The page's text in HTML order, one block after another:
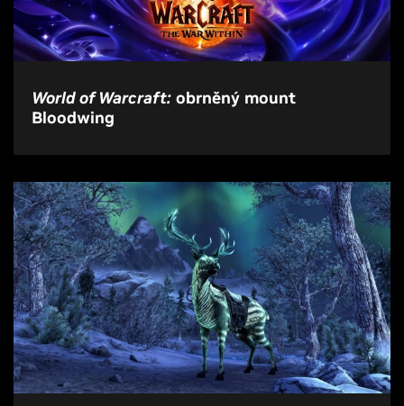
World of Warcraft: obrněný mount
Bloodwing